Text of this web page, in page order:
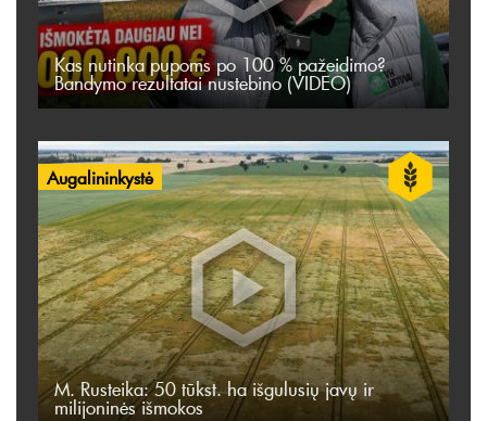
Kas nutinka pupoms po 100 % pažeidimo?
Bandymo rezultatai nustebino (VIDEO)
Augalininkystė
M. Rusteika: 50 tūkst. ha išgulusių javų ir
milijoninės išmokos